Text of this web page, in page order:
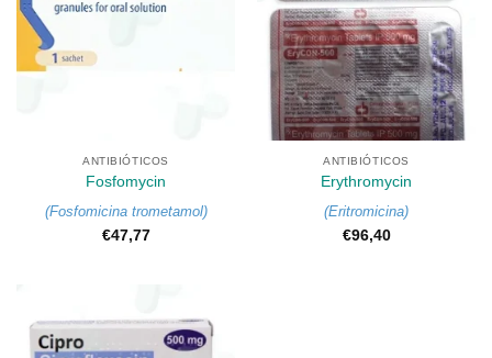
ANTIBIÓTICOS
Fosfomycin
(Fosfomicina trometamol)
€47,77
ANTIBIÓTICOS
Erythromycin
(Eritromicina)
€96,40